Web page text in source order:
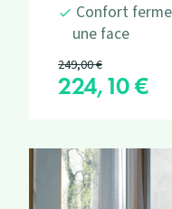
Confort
une face
Prix de base
249,00 €
Prix
224,10 €